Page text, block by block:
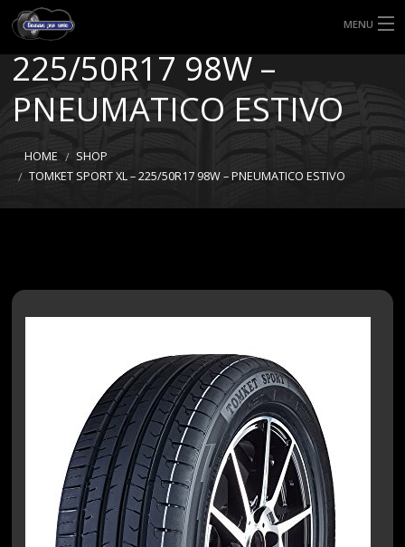
MENU
HOME
TIPI DI GOMME
MISURE GOMME
TOMKET SPORT XL –
225/50R17 98W –
PNEUMATICO ESTIVO
HOME
SHOP
TOMKET SPORT XL – 225/50R17 98W – PNEUMATICO ESTIVO